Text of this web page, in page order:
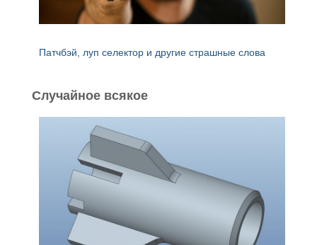
Патчбэй, луп селектор и другие страшные слова
Случайное всякое